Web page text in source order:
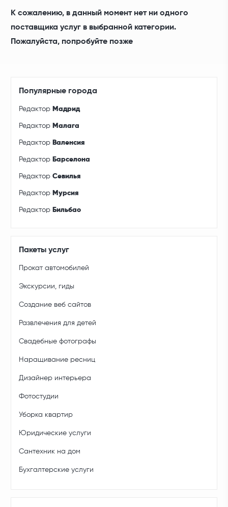
К сожалению, в данный момент нет ни одного
поставщика услуг в выбранной категории.
Пожалуйста, попробуйте позже
Популярные города
Редактор Мадрид
Редактор Малага
Редактор Валенсия
Редактор Барселона
РедакторСевилья
Редактор Мурсия
Редактор Бильбао
Пакеты услуг
Прокат автомобилей
Экскурсии, гиды
Создание веб сайтов
Развлечения для детей
Свадебные фотографы
Наращивание ресниц
Дизайнер интерьера
Фотостудии
Уборка квартир
Юридические услуги
Сантехник на дом
Бухгалтерские услуги